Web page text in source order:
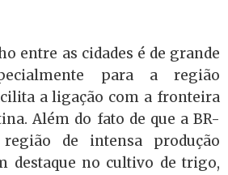
entre as cidades é de grande
para a região
a ligação com a fronteira
Além do fato de que a BR-
de intensa produção
destaque no cultivo de trigo,